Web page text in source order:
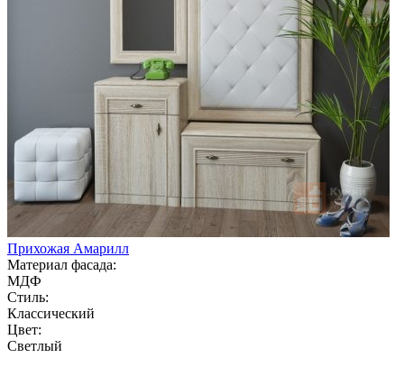
Прихожая Амарилл
Материал фасада:
МДФ
Стиль:
Классический
Цвет:
Светлый